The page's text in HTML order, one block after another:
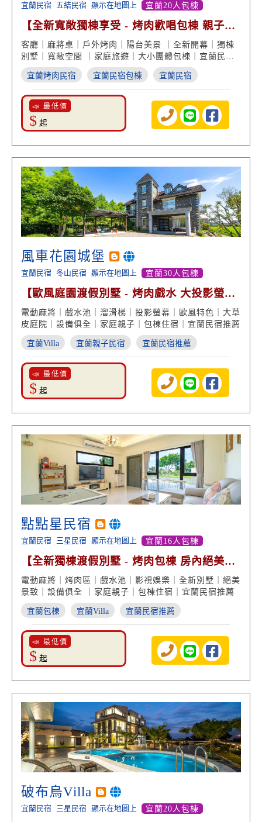
宜蘭民宿 五結民宿 顯示在地圖上 宜蘭20人包棟
【全新寬敞獨棟享受 - 烤肉歡唱包棟 親子戲
水都OK】
客廳｜麻將桌｜戶外烤肉｜陽台美景 ｜全新開幕｜獨棟
別墅｜寬敞空間 ｜家庭旅遊｜大小團體包棟｜宜蘭民宿
度假
宜蘭烤肉民宿 宜蘭民宿包棟 宜蘭民宿
📣 最低價
$ 起
風車花園城堡
宜蘭民宿 冬山民宿 顯示在地圖上 宜蘭30人包棟
【歐風庭園渡假別墅 - 烤肉戲水 大投影螢幕
溜滑梯玩樂】
電動麻將｜戲水池｜溜滑梯｜投影螢幕｜歐風特色｜大草
皮庭院｜設備俱全｜家庭親子｜包棟住宿｜宜蘭民宿推薦
宜蘭Villa 宜蘭親子民宿 宜蘭民宿推薦
📣 最低價
$ 起
點點星民宿
宜蘭民宿 三星民宿 顯示在地圖上 宜蘭16人包棟
【全新獨棟渡假別墅 - 烤肉包棟 房內絕美景
致】
電動麻將｜烤肉區｜戲水池｜影視娛樂｜全新別墅｜絕美
景致｜設備俱全 ｜家庭親子｜包棟住宿｜宜蘭民宿推薦
宜蘭包棟 宜蘭Villa 宜蘭民宿推薦
📣 最低價
$ 起
破布烏Villa
宜蘭民宿 三星民宿 顯示在地圖上 宜蘭20人包棟